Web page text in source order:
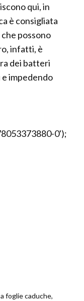
qui, in
è consigliata
possono
infatti, è
dei batteri
impedendo
0');
foglie caduche,